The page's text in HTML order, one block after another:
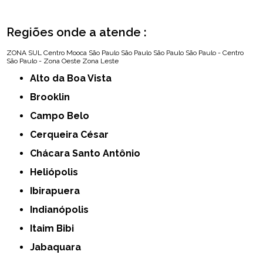
Regiões onde a atende :
ZONA SUL Centro Mooca São Paulo São Paulo São Paulo São Paulo - Centro
São Paulo - Zona Oeste Zona Leste
Alto da Boa Vista
Brooklin
Campo Belo
Cerqueira César
Chácara Santo Antônio
Heliópolis
Ibirapuera
Indianópolis
Itaim Bibi
Jabaquara